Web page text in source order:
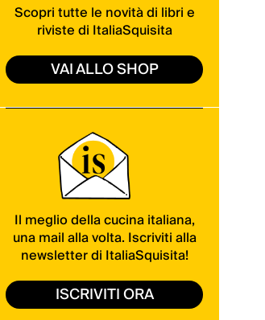
Scopri tutte le novità di libri e
riviste di ItaliaSquisita
VAI ALLO SHOP
Il meglio della cucina italiana,
una mail alla volta. Iscriviti alla
newsletter di ItaliaSquisita!
ISCRIVITI ORA